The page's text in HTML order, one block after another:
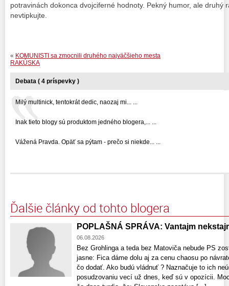
potravinách dokonca dvojciferné hodnoty. Pekný humor, ale druhý
nevtipkujte.
« KOMUNISTI sa zmocnili druhého najväčšieho mesta
RAKÚSKA
Debata ( 4 príspevky )
Milý multinick, tentokrát dedic, naozaj mi... ...
Inak tieto blogy sú produktom jedného blogera,... ...
Vážená Pravda. Opäť sa pýtam - prečo si niekde... ...
Ďalšie články od tohto blogera
POPLAŠNÁ SPRÁVA: Vantajm
06.08.2026
Bez Grohlinga a teda bez Matoviča nebude PS
jasne: Fica dáme dolu aj za cenu chaosu po
čo dodať. Ako budú vládnuť ? Naznačuje to ich
posudzovaniu vecí už dnes, keď sú v opozícii.